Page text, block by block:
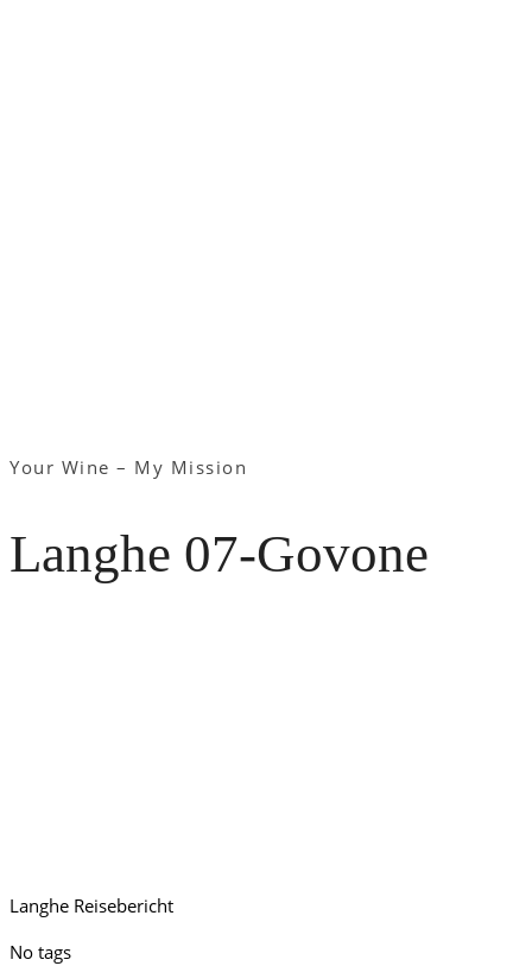
Your Wine – My Mission
Langhe 07-Govone
Langhe Reisebericht
No tags